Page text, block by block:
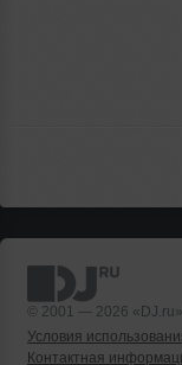
© 2001 — 2026
Условия
Контактная